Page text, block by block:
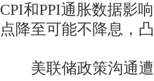
CPI和PPI通胀数据影
点降至可能不降息，
美联储政策沟通遭